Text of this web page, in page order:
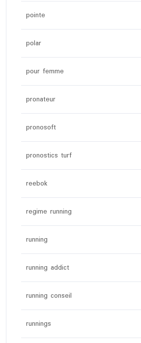
pointe
polar
pour femme
pronateur
pronosoft
pronostics turf
reebok
regime running
running
running addict
running conseil
runnings